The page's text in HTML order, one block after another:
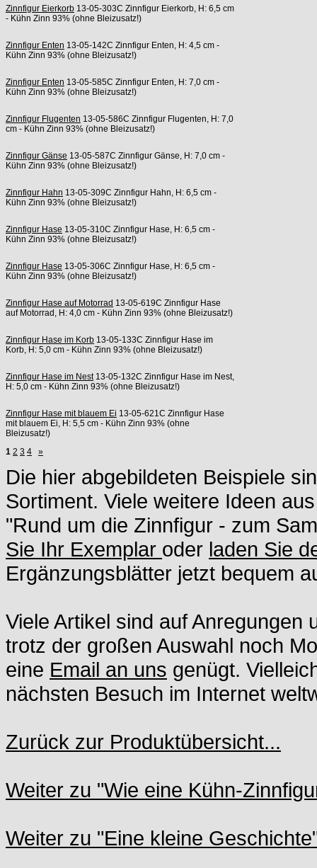
Zinnfigur Eierkorb 13-05-303C Zinnfigur Eierkorb, H: 6,5 cm
- Kühn Zinn 93% (ohne Bleizusatz!)
Zinnfigur Enten 13-05-142C Zinnfigur Enten, H: 4,5 cm -
Kühn Zinn 93% (ohne Bleizusatz!)
Zinnfigur Enten 13-05-585C Zinnfigur Enten, H: 7,0 cm -
Kühn Zinn 93% (ohne Bleizusatz!)
Zinnfigur Flugenten 13-05-586C Zinnfigur Flugenten, H: 7,0
cm - Kühn Zinn 93% (ohne Bleizusatz!)
Zinnfigur Gänse 13-05-587C Zinnfigur Gänse, H: 7,0 cm -
Kühn Zinn 93% (ohne Bleizusatz!)
Zinnfigur Hahn 13-05-309C Zinnfigur Hahn, H: 6,5 cm -
Kühn Zinn 93% (ohne Bleizusatz!)
Zinnfigur Hase 13-05-310C Zinnfigur Hase, H: 6,5 cm -
Kühn Zinn 93% (ohne Bleizusatz!)
Zinnfigur Hase 13-05-306C Zinnfigur Hase, H: 6,5 cm -
Kühn Zinn 93% (ohne Bleizusatz!)
Zinnfigur Hase auf Motorrad 13-05-619C Zinnfigur Hase
auf Motorrad, H: 4,0 cm - Kühn Zinn 93% (ohne Bleizusatz!)
Zinnfigur Hase im Korb 13-05-133C Zinnfigur Hase im
Korb, H: 5,0 cm - Kühn Zinn 93% (ohne Bleizusatz!)
Zinnfigur Hase im Nest13-05-132C Zinnfigur Hase im Nest,
H: 5,0 cm - Kühn Zinn 93% (ohne Bleizusatz!)
Zinnfigur Hase mit blauem Ei 13-05-621C Zinnfigur Hase
mit blauem Ei, H: 5,5 cm - Kühn Zinn 93% (ohne
Bleizusatz!)
1 2 3 4 »
Die hier abgebildeten Beispiele
Sortiment. Viele weitere Ideen
"Rund um die Zinnfigur - zum
Sie Ihr Exemplar oder laden Sie
Ergänzungsblätter jetzt bequem
Viele Artikel sind auf Anregungen
trotz der großen Auswahl noch
eine Email an uns genügt.
nächsten Besuch im Internet
Zurück zur Produktübersicht...
Weiter zu "Wie eine Kühn-
Weiter zu "Eine kleine